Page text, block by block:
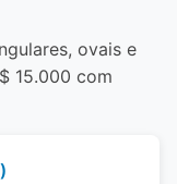
ovais e
15.000 com